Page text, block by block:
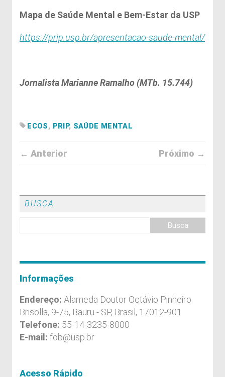
Mapa de Saúde Mental e Bem-Estar da USP
https://prip.usp.br/apresentacao-saude-mental/
Jornalista Marianne Ramalho (MTb. 15.744)
ECOS, PRIP, SAÚDE MENTAL
← Anterior Próximo →
BUSCA
Informações
Endereço: Alameda Doutor Octávio Pinheiro
Brisolla, 9-75, Bauru - SP, Brasil, 17012-901
Telefone: 55-14-3235-8000
E-mail: fob@usp.br
Acesso Rápido